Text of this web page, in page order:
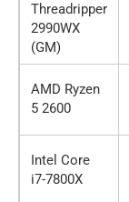
Threadripper
2990WX
(GM)
AMD Ryzen
5 2600
Intel Core
i7-7800X